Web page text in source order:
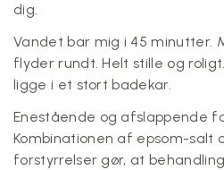
dig.
Vandet bar mig i 45 minutter.
flyder rundt. Helt stille og
ligge i et stort badekar.
Enestående og afslappende
Kombinationen af epsom-salt
forstyrrelser gør, at